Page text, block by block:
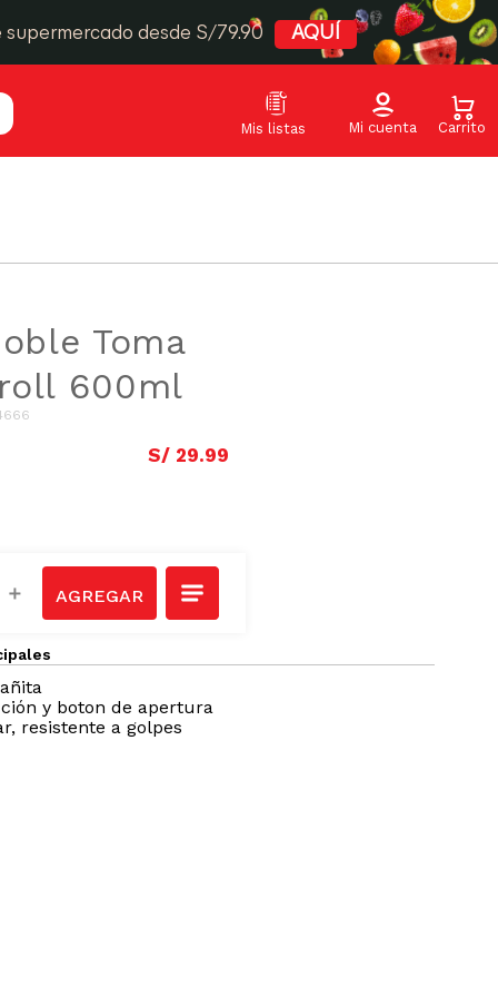
desde S/79.90 AQUÍ
Toma
600ml
S/ 29.99
＋
y boton de apertura
resistente a golpes